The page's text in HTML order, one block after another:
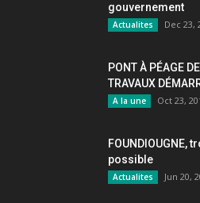
gouvernement
Actualites Dec 23,
PONT À PÉAGE
TRAVAUX
A la une Oct 23,
FOUNDIOUGNE,
possible
Actualites Jun 20,